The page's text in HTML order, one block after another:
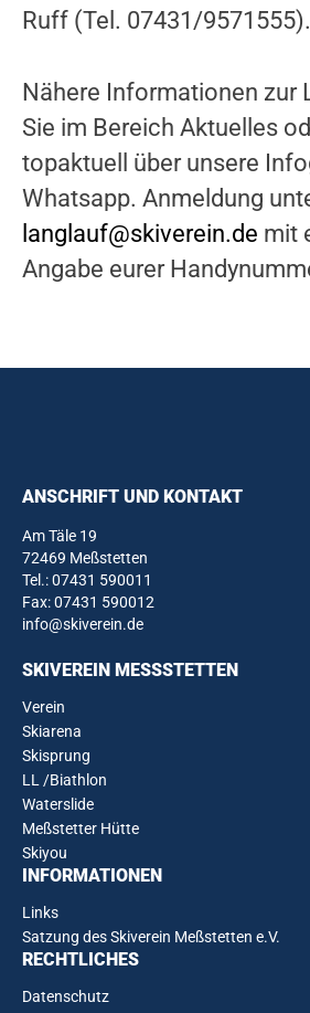
Ruff (Tel. 07431/9571555).
Nähere Informationen zur
Sie im Bereich Aktuelles
topaktuell über unsere
Whatsapp. Anmeldung
langlauf@skiverein.de mit
Angabe eurer
ANSCHRIFT UND KONTAKT
Am Täle 19
72469 Meßstetten
Tel.:07431 590011
Fax: 07431 590012
info@skiverein.de
SKIVEREIN MESSSTETTEN
Verein
Skiarena
Skisprung
LL /Biathlon
Waterslide
Meßstetter Hütte
Skiyou
INFORMATIONEN
Links
Satzung des Skiverein Meßstetten e.V.
RECHTLICHES
Datenschutz